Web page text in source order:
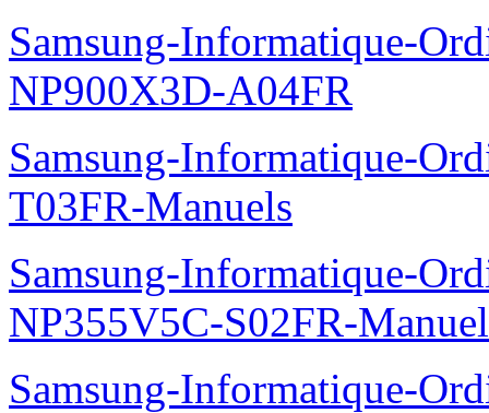
Samsung-Informatique-
NP900X3D-A04FR
Samsung-Informatique-
T03FR-Manuels
Samsung-Informatique-
NP355V5C-S02FR-
Samsung-Informatique-